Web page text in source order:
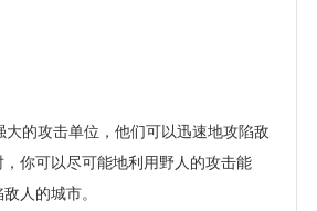
的攻击单位，他们可以迅速地攻陷敌
，你可以尽可能地利用野人的攻击能
人的城市。